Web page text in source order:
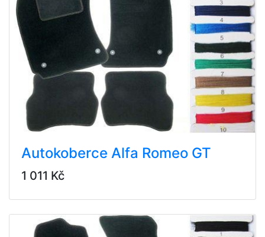
Autokoberce Alfa Romeo GT
1 011 Kč